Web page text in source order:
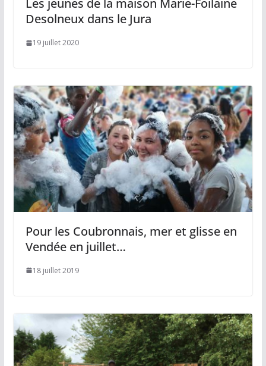
Les jeunes de la maison Marie-Foilaine
Desolneux dans le Jura
19 juillet 2020
Pour les Coubronnais, mer et glisse en
Vendée en juillet…
18 juillet 2019